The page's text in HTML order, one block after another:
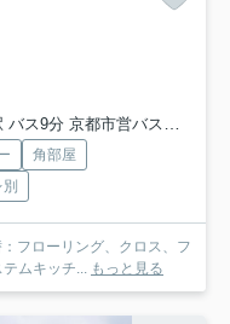
営バス「今出川大宮」 停歩1分
角部屋
フローリング、クロス、フ
ムキッチ... もっと見る